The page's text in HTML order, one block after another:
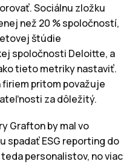
Sociálnu zložku
než 20 % spoločností,
štúdie
spoločnosti Deloitte, a
tieto metriky nastaviť.
firiem pritom považuje
za dôležitý.
Grafton by mal vo
spadať ESG reporting do
personalistov, no viac